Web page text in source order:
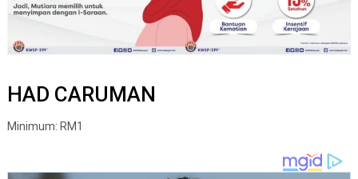
HAD CARUMAN
Minimum: RM1